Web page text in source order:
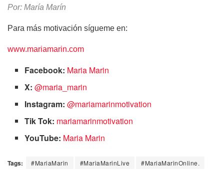
Por: María Marín
Para más motivación sígueme en:
www.mariamarin.com
Facebook: Maria Marin
X:@maria_marin
Instagram:@mariamarinmotivation
Tik Tok: mariamarinmotivation
YouTube: Maria Marin
Tags: #MariaMarin #MariaMarinLive
#MariaMarinOnline.